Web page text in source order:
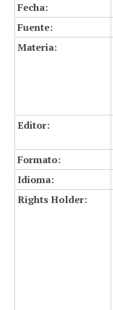
Fecha:
Fuente:
Materia:
Editor:
Formato:
Idioma:
Rights Holder: